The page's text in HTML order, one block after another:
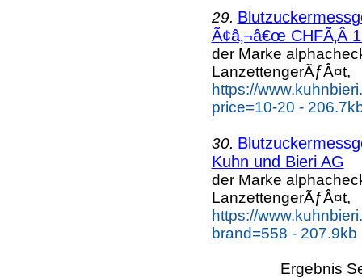
29.
Ã¢â‚¬â€œ CHFÃ‚Â
der Marke
LanzettengerÃƒÂ¤t,
https://
price=10-20 -
30.
Kuhn und Bieri AG
der Marke
LanzettengerÃƒÂ¤t,
https://
brand=558 - 207.9kb
Ergebnis